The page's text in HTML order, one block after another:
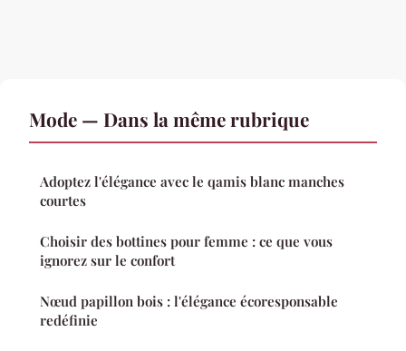
Mode — Dans la même rubrique
Adoptez l'élégance avec le qamis blanc manches
courtes
Choisir des bottines pour femme : ce que vous
ignorez sur le confort
Nœud papillon bois : l'élégance écoresponsable
redéfinie